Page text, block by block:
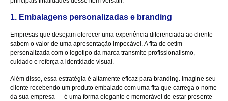
1. Embalagens personalizadas e branding
Empresas que desejam oferecer uma experiência diferenciada ao cliente
sabem o valor de uma apresentação impecável. A fita de cetim
personalizada com o logotipo da marca transmite profissionalismo,
cuidado e reforça a identidade visual.
Além disso, essa estratégia é altamente eficaz para branding. Imagine seu
cliente recebendo um produto embalado com uma fita que carrega o nome
da sua empresa — é uma forma elegante e memorável de estar presente